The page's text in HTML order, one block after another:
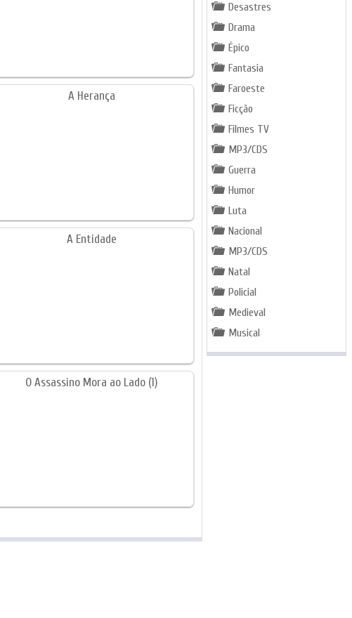
Desastres
Drama
Épico
Fantasia
Faroeste
Ficção
Filmes TV
MP3/CDS
Guerra
Humor
Luta
Nacional
MP3/CDS
Natal
Policial
Medieval
Musical